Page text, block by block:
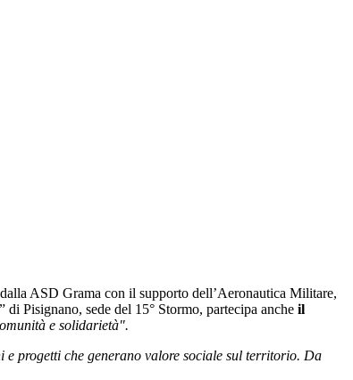
ASD Grama con il supporto dell’Aeronautica Militare,
Pisignano, sede del 15° Stormo, partecipa anche il
e solidarietà".
e progetti che generano valore sociale sul territorio. Da